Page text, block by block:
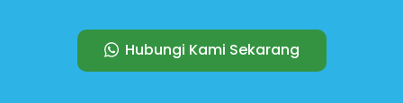
Hubungi Kami Sekarang